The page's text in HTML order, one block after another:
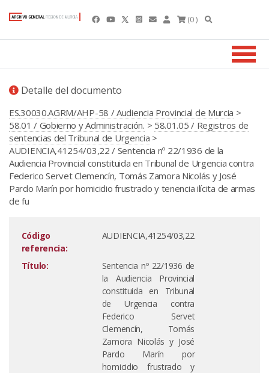
(0 )
Detalle del documento
ES.30030.AGRM/AHP-58 / Audiencia Provincial de Murcia >
58.01 / Gobierno y Administración. > 58.01.05 / Registros de
sentencias del Tribunal de Urgencia >
AUDIENCIA,41254/03,22 / Sentencia nº 22/1936 de la
Audiencia Provincial constituida en Tribunal de Urgencia contra
Federico Servet Clemencín, Tomás Zamora Nicolás y José
Pardo Marín por homicidio frustrado y tenencia ilícita de armas
de fu
Código
referencia:
AUDIENCIA,41254/03,22
Título:
Sentencia nº 22/1936 de
la Audiencia Provincial
constituida en Tribunal
de Urgencia contra
Federico Servet
Clemencín, Tomás
Zamora Nicolás y José
Pardo Marín por
homicidio frustrado y